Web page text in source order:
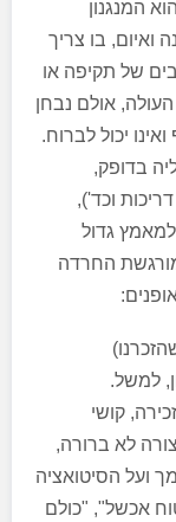
המנגנון
ואיום, בו צריך
של תקיפה או
אולם נבחן
יכול לברוח.
בדופק,
וכד'),
גדול
החרדה
למשל.
קושי
לא ברורה,
ועל הסיטואציה
100, "אני בטוח אכשל", "כולם